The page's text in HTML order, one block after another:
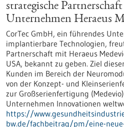
strategische
Unternehmen Heraeus
CorTec GmbH, ein führendes
implantierbare Technologien,
Partnerschaft mit Heraeus
USA, bekannt zu geben. Ziel
Kunden im Bereich der
von der Konzept- und
zur Großserienfertigung
Unternehmen Innovationen
https://
bw.de/fachbeitrag/pm/eine-